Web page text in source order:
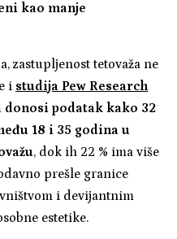
kao manje
zastupljenost tetovaža ne
i studija Pew Research
donosi podatak kako 32
18 i 35 godina u
, dok ih 22 % ima više
prešle granice
i devijantnim
estetike.